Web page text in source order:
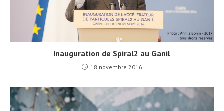
Inauguration de Spiral2 au Ganil
18 novembre 2016